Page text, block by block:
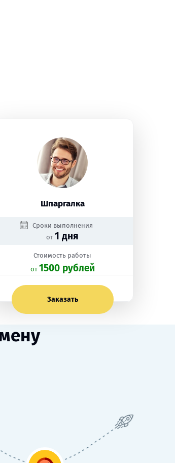
Шпаргалка
Сроки выполнения
от 1 дня
Стоимость работы
oт 1500 рублей
Заказать